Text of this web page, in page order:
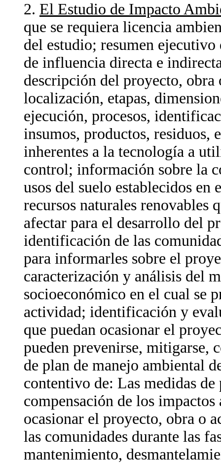
2. El Estudio de Impacto
que se requiera licencia
del estudio; resumen
de influencia directa e
descripción del proyecto,
localización, etapas,
ejecución, procesos,
insumos, productos, residuos,
inherentes a la tecnología a
control; información sobre la
usos del suelo establecidos
recursos naturales renovables
afectar para el desarrollo del
identificación de las
para informarles sobre el
caracterización y análisis del
socioeconómico en el cual se
actividad; identificación y
que puedan ocasionar el
pueden prevenirse, mitigarse,
de plan de manejo ambiental
contentivo de: Las medidas
compensación de los
ocasionar el proyecto, obra o
las comunidades durante las
mantenimiento,